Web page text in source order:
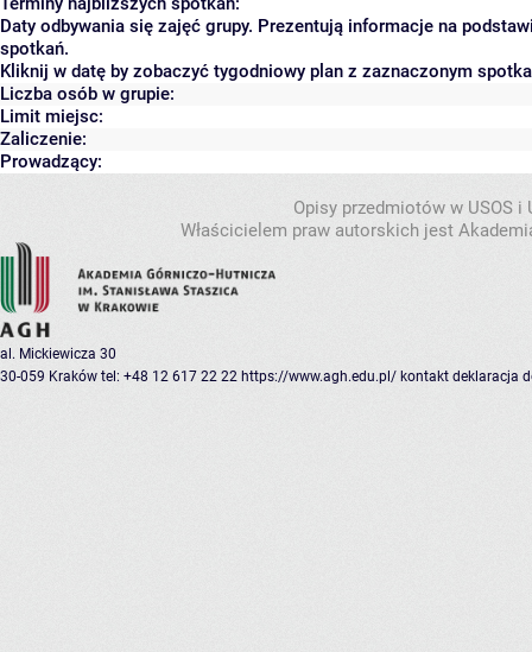
Daty odbywania się zajęć grupy. Prezentują informacje na
spotkań.
Kliknij w datę by zobaczyć tygodniowy plan z zaznaczonym
Liczba osób w grupie:
Limit miejsc:
Zaliczenie:
Prowadzący:
Opisy przedmiotów w USOS
Właścicielem praw autorskich jest
al. Mickiewicza 30
30-059 Kraków tel: +48 12 617 22 22 https://www.agh.edu.pl/ kontakt deklaracja